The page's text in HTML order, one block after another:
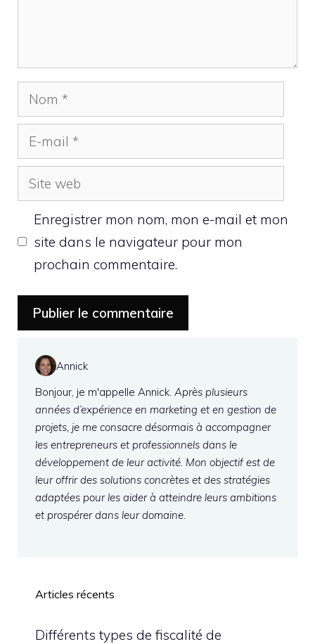
Nom
mail
Site
web
Enregistrer mon nom, mon e-mail et mon
site dans le navigateur pour mon
prochain commentaire.
Annick
Bonjour, je m'appelle Annick. Après plusieurs
années d’expérience en marketing et en gestion de
projets, je me consacre désormais à accompagner
les entrepreneurs et professionnels dans le
développement de leur activité. Mon objectif est de
leur offrir des solutions concrètes et des stratégies
adaptées pour les aider à atteindre leurs ambitions
et prospérer dans leur domaine.
Articles récents
Différents types de fiscalité de